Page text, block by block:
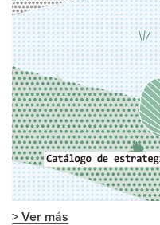
> Ver más